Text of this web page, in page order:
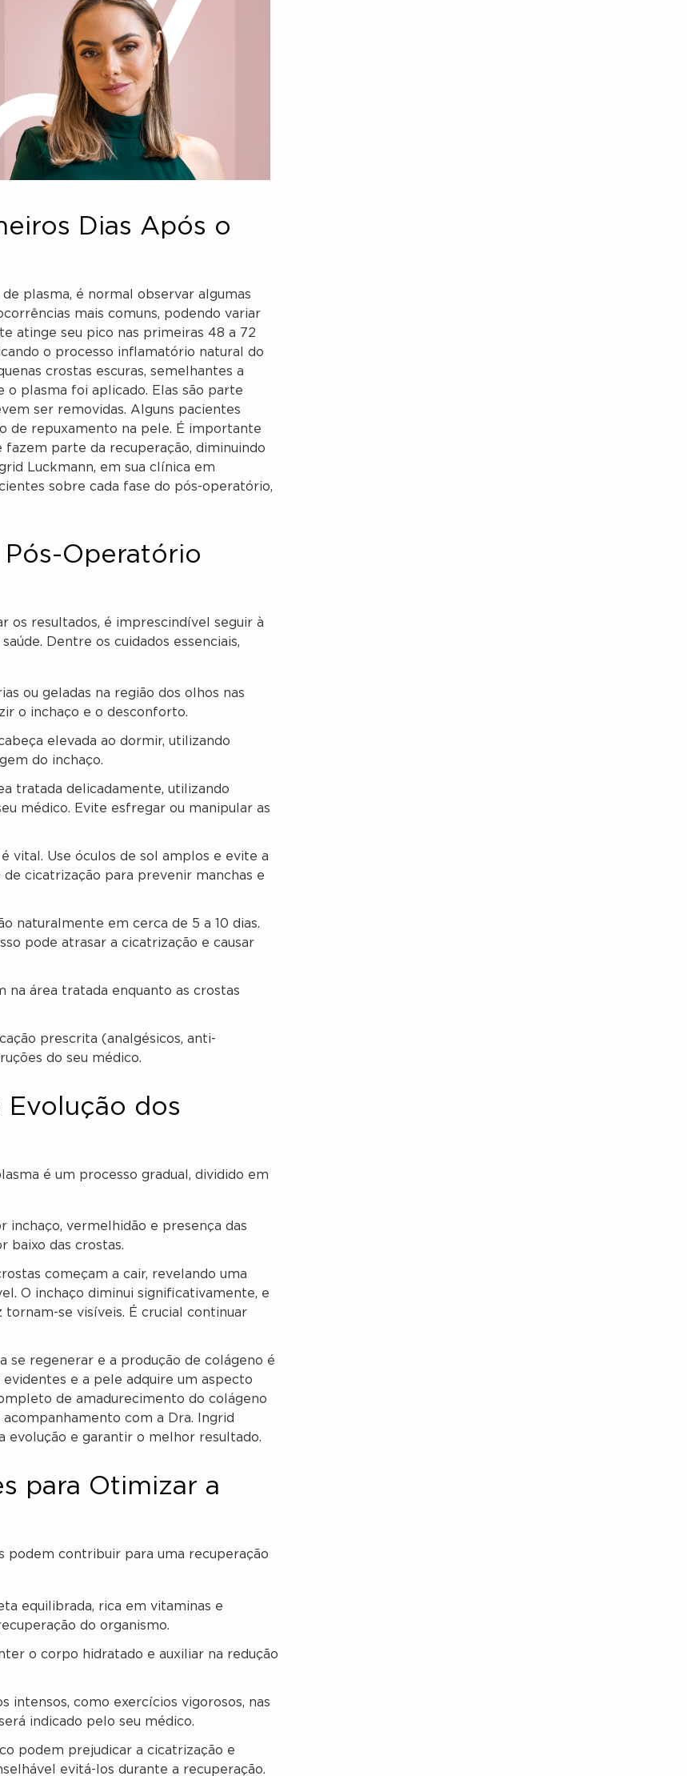
Dias Após o
plasma, é normal observar algumas
mais comuns, podendo variar
atinge seu pico nas primeiras 48 a 72
o processo inflamatório natural do
crostas escuras, semelhantes a
o plasma foi aplicado. Elas são parte
ser removidas. Alguns pacientes
de repuxamento na pele. É importante
fazem parte da recuperação, diminuindo
Luckmann, em sua clínica em
sobre cada fase do pós-operatório,
Pós-Operatório
os resultados, é imprescindível seguir à
Dentre os cuidados essenciais,
ou geladas na região dos olhos nas
o inchaço e o desconforto.
elevada ao dormir, utilizando
do inchaço.
tratada delicadamente, utilizando
médico. Evite esfregar ou manipular as
vital. Use óculos de sol amplos e evite a
cicatrização para prevenir manchas e
naturalmente em cerca de 5 a 10 dias.
pode atrasar a cicatrização e causar
na área tratada enquanto as crostas
prescrita (analgésicos, anti-
do seu médico.
Evolução dos
é um processo gradual, dividido em
inchaço, vermelhidão e presença das
baixo das crostas.
começam a cair, revelando uma
O inchaço diminui significativamente, e
se visíveis. É crucial continuar
se regenerar e a produção de colágeno é
e a pele adquire um aspecto
de amadurecimento do colágeno
com a Dra. Ingrid
evolução e garantir o melhor resultado.
para Otimizar a
podem contribuir para uma recuperação
equilibrada, rica em vitaminas e
do organismo.
o corpo hidratado e auxiliar na redução
intensos, como exercícios vigorosos, nas
indicado pelo seu médico.
podem prejudicar a cicatrização e
evitá-los durante a recuperação.